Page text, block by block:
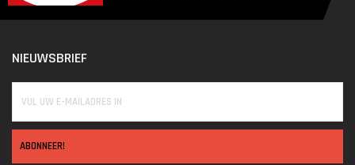
NIEUWSBRIEF
ABONNEER!